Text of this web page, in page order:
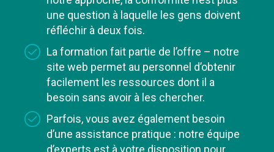
une question à laquelle les gens doivent
réfléchir à deux fois.
La formation fait partie de l’offre – notre
site web permet au personnel d’obtenir
facilement les ressources dont il a
besoin sans avoir à les chercher.
Parfois, vous avez également besoin
d’une assistance pratique : notre équipe
d’experts est à votre disposition pour